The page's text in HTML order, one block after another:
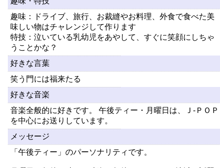
趣味：ドライブ、旅行、お裁縫やお料理、外食で食べた美
味しい物はチャレンジして作ります
特技：泣いている乳幼児をあやして、すぐに笑顔にしちゃ
うことかな？
好きな言葉
笑う門には福来たる
好きな音楽
音楽全般的に好きです。 午後ティー・月曜日は、Ｊ-ＰＯＰ
を中心にお送りしています。
メッセージ
「午後ティー」のパーソナリティです。